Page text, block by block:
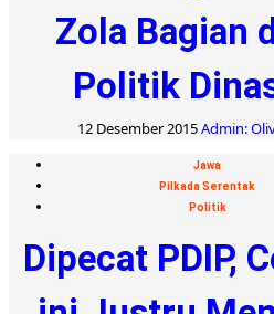
Zola Bagian
Politik
12 Desember 2015Admin:
Jawa
Pilkada Serentak
Politik
Dipecat PDIP,